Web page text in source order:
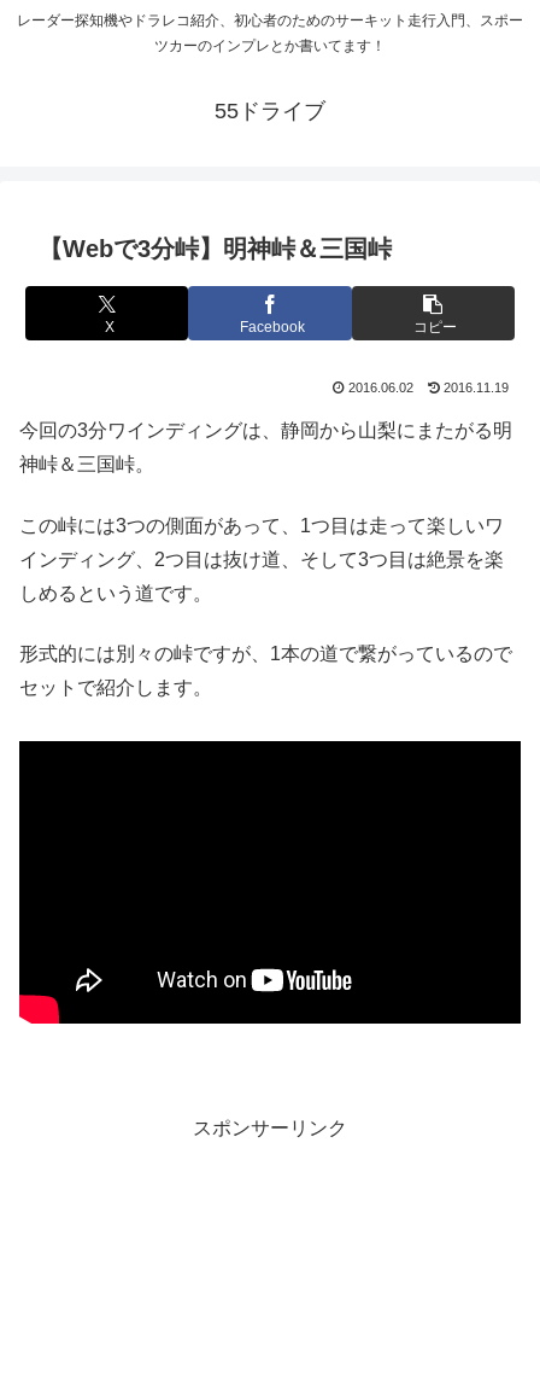
レーダー探知機やドラレコ紹介、初心者のためのサーキット走行入門、スポー
ツカーのインプレとか書いてます！
55ドライブ
【Webで3分峠】明神峠＆三国峠
X Facebook コピー
2016.06.02 2016.11.19
今回の3分ワインディングは、静岡から山梨にまたがる明
神峠＆三国峠。
この峠には3つの側面があって、1つ目は走って楽しいワ
インディング、2つ目は抜け道、そして3つ目は絶景を楽
しめるという道です。
形式的には別々の峠ですが、1本の道で繋がっているので
セットで紹介します。
スポンサーリンク